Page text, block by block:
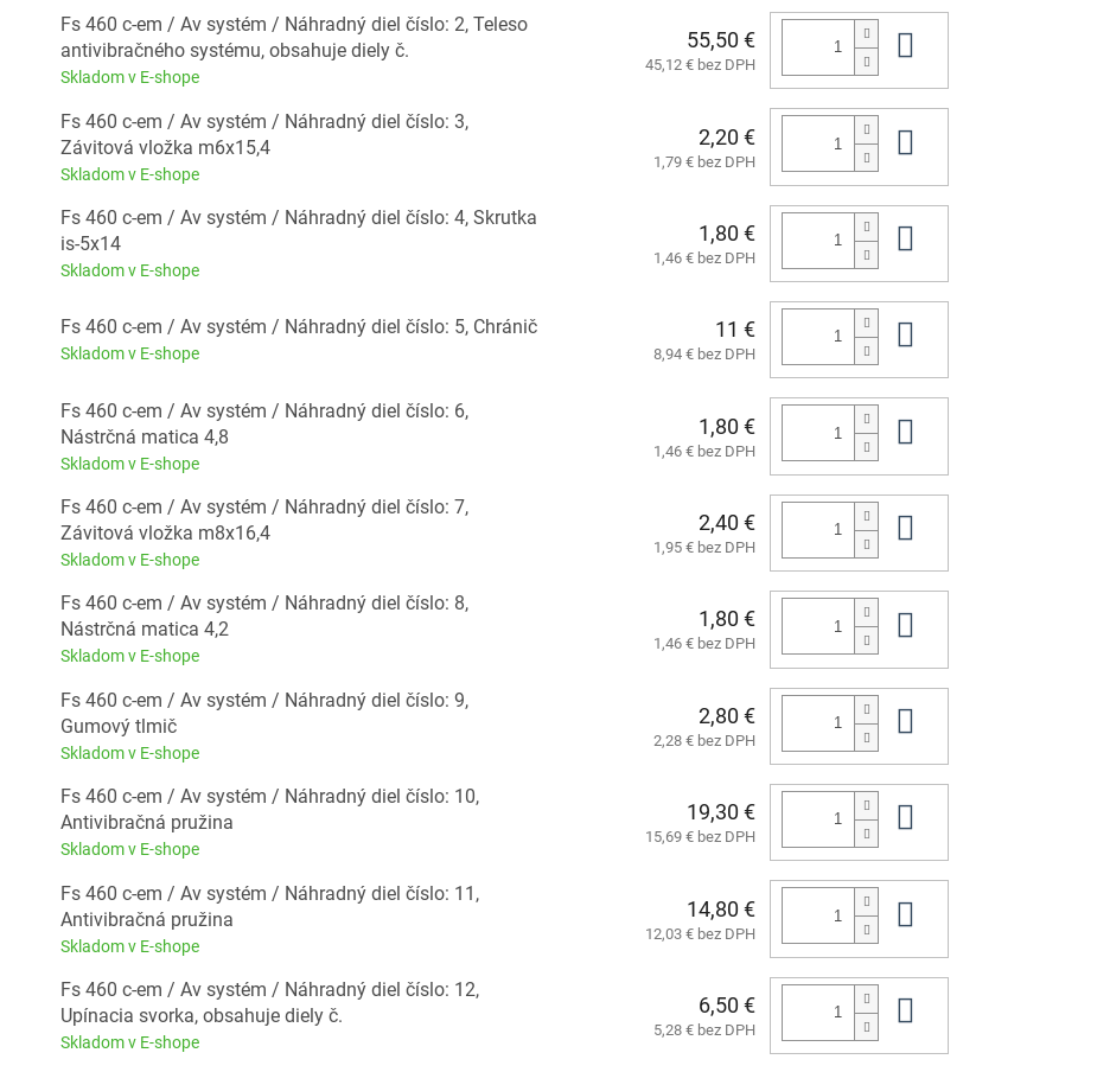
Fs 460 c-em / Av systém / Náhradný diel číslo: 2, Teleso
antivibračného systému, obsahuje diely č.
Skladom v E-shope
55,50 €
45,12 € bez DPH
Fs 460 c-em / Av systém / Náhradný diel číslo: 3,
Závitová vložka m6x15,4
Skladom v E-shope
2,20 €
1,79 € bez DPH
Fs 460 c-em / Av systém / Náhradný diel číslo: 4, Skrutka
is-5x14
Skladom v E-shope
1,80 €
1,46 € bez DPH
Fs 460 c-em / Av systém / Náhradný diel číslo: 5, Chránič
Skladom v E-shope
11 €
8,94 € bez DPH
Fs 460 c-em / Av systém / Náhradný diel číslo: 6,
Nástrčná matica 4,8
Skladom v E-shope
1,80 €
1,46 € bez DPH
Fs 460 c-em / Av systém / Náhradný diel číslo: 7,
Závitová vložka m8x16,4
Skladom v E-shope
2,40 €
1,95 € bez DPH
Fs 460 c-em / Av systém / Náhradný diel číslo: 8,
Nástrčná matica 4,2
Skladom v E-shope
1,80 €
1,46 € bez DPH
Fs 460 c-em / Av systém / Náhradný diel číslo: 9,
Gumový tlmič
Skladom v E-shope
2,80 €
2,28 € bez DPH
Fs 460 c-em / Av systém / Náhradný diel číslo: 10,
Antivibračná pružina
Skladom v E-shope
19,30 €
15,69 € bez DPH
Fs 460 c-em / Av systém / Náhradný diel číslo: 11,
Antivibračná pružina
Skladom v E-shope
14,80 €
12,03 € bez DPH
Fs 460 c-em / Av systém / Náhradný diel číslo: 12,
Upínacia svorka, obsahuje diely č.
Skladom v E-shope
6,50 €
5,28 € bez DPH